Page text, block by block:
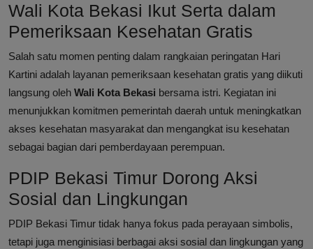
Wali Kota Bekasi Ikut Serta dalam
Pemeriksaan Kesehatan Gratis
Salah satu momen penting dalam rangkaian peringatan Hari
Kartini adalah layanan pemeriksaan kesehatan gratis yang diikuti
langsung oleh Wali Kota Bekasi bersama istri. Kegiatan ini
menunjukkan komitmen pemerintah daerah untuk meningkatkan
akses kesehatan masyarakat dan mengangkat isu kesehatan
sebagai bagian dari pemberdayaan perempuan.
PDIP Bekasi Timur Dorong Aksi
Sosial dan Lingkungan
PDIP Bekasi Timur tidak hanya fokus pada perayaan simbolis,
tetapi juga menginisiasi berbagai aksi sosial dan lingkungan yang